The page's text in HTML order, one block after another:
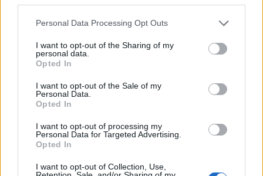
Personal Data Processing Opt Outs
I want to opt-out of the Sharing of my
personal data.
Opted In
I want to opt-out of the Sale of my
Personal Data.
Opted In
I want to opt-out of processing my
Personal Data for Targeted Advertising.
Opted In
I want to opt-out of Collection, Use,
is előállították a hatóságok. A megyei rendőr-
főkapitányság elismerte a büntetőeljárás...
A keresett cikk a portfolio.hu hírarchívumához
regisztrációhoz kötött.
Az előfizetés a következőket tartalmazza:
Portfolio.hu teljes cikkarchívum